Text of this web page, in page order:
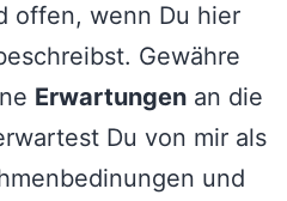
offen, wenn Du hier
Gewähre
Erwartungen an die
Du von mir als
und